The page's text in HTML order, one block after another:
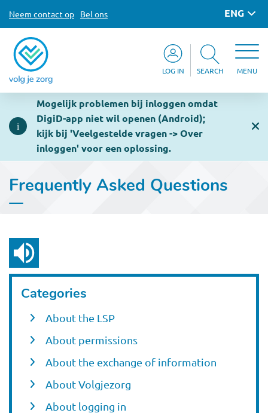
Neem contact op Bel ons ENG
LOG IN SEARCH MENU
Mogelijk problemen bij inloggen omdat
DigiD-app niet wil openen (Android);
kijk bij 'Veelgestelde vragen -> Over
inloggen' voor een oplossing.
Frequently Asked Questions
Categories
About the LSP
About permissions
About the exchange of information
About Volgjezorg
About logging in